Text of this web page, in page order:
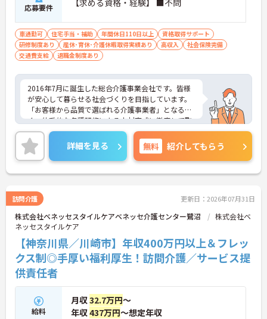
応募要件
車通勤可 住宅手当・補助 年間休日110日以上
資格取得サポート
研修制度あり
産休･育休･介護休暇取得実績あり 高収入
社会保険完備
交通費支給
退職金制度あり
2016年7月に誕生した総合介護事業会社です。皆様
が安心して暮らせる社会づくりを目指しています。
「お客様から品質で選ばれる介護事業者」となるべ
く、体系的な各種研修による人材育成に徹底して取
り組むとともに、社内連携・コミュニケーションに
努め、チームケアの実践を通じてあらゆるサービス
において常に一定レベル以上の介護サービスを提供
して参りました。また他社とは違い施設を先に立て
るのではなく人材を確保してから施設を立てる形と
す。ご興味を持たれた方は面接対策ポイントや求人
の詳細などお話しいたしますのでお気軽にお問い合
わせ下さい。
詳細を見る 無料 紹介してもらう
訪問介護 更新日：2026年07月31日
株式会社ベネッセスタイルケアベネッセ介護センター鷺沼
株式会社ベ
ネッセスタイルケア
【神奈川県／川崎市】年収400万円以上＆フレッ
クス制◎手厚い福利厚生！訪問介護／サービス提
供責任者
給料
月収32.7万円～
年収437万円～想定年収